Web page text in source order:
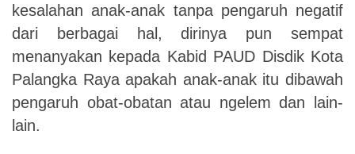
kesalahan anak-anak tanpa pengaruh negatif
dari berbagai hal, dirinya pun sempat
menanyakan kepada Kabid PAUD Disdik Kota
Palangka Raya apakah anak-anak itu dibawah
pengaruh obat-obatan atau ngelem dan lain-
lain.